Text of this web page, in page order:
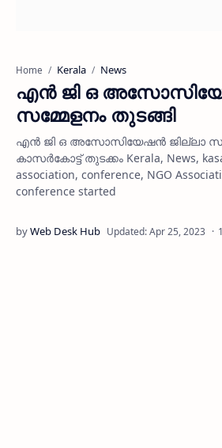
Home Kerala News
എന്‍ ജി ഒ
സമ്മേളനം തുടങ്ങി
എന്‍ ജി ഒ അസോസിയേഷന്‍ ജില്ലാ
കാസര്‍കോട്ട് തുടക്കം Kerala, News,
association, conference, NGO
conference started